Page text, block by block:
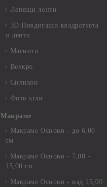
Лепящи ленти
3D Повдигащи квадратчета
и ленти
Магнити
Велкро
Силикон
Фото ъгли
Макраме
Макраме Основи - до 6,00
см
Макраме Основи - 7,00 -
15,00 см
Макраме Основи - над 15,00